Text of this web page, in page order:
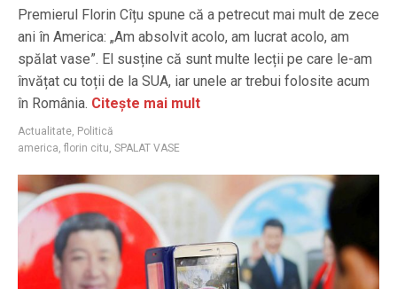
Premierul Florin Cîțu spune că a petrecut mai mult de zece
ani în America: „Am absolvit acolo, am lucrat acolo, am
spălat vase”. El susține că sunt multe lecții pe care le-am
învățat cu toții de la SUA, iar unele ar trebui folosite acum
în România. Citește mai mult
Actualitate, Politică
america, florin citu, SPALAT VASE